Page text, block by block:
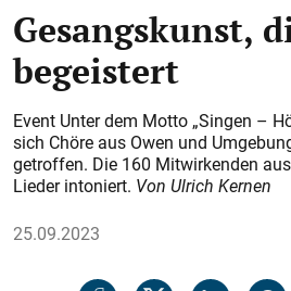
Gesangskunst,
begeistert
Event Unter dem Motto „Singen –
sich Chöre aus Owen und
getroffen. Die 160 Mitwirkenden
Lieder intoniert. Von Ulrich Kernen
25.09.2023